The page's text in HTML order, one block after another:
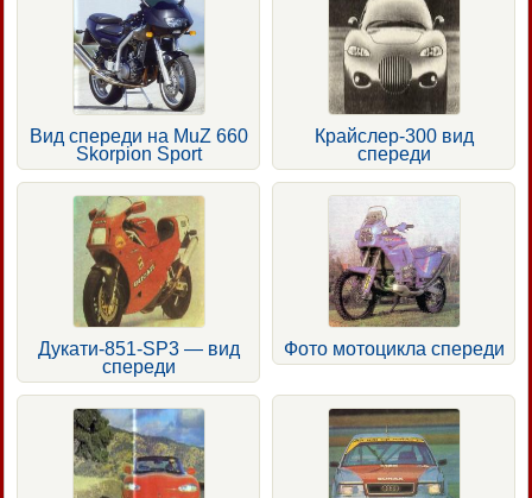
Вид спереди на MuZ 660
Skorpion Sport
Крайслер-300 вид
спереди
Дукати-851-SP3 — вид
спереди
Фото мотоцикла спереди